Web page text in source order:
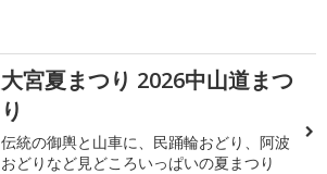
大宮夏まつり 2026中山道まつ
り
伝統の御輿と山車に、民踊輪おどり、阿波
おどりなど見どころいっぱいの夏まつり